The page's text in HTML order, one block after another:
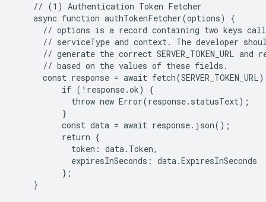
    // (1) Authentication Token Fetcher
    async function authTokenFetcher(options) {
// options is a record containing two keys
// serviceType and context. The developer
// generate the correct SERVER_TOKEN_URL and
      // based on the values of these fields.
const response = await
          if (!response.ok) {
            throw new Error(response.statusText);
          }
          const data = await response.json();
          return {
            token: data.Token,
            expiresInSeconds: data.ExpiresInSeconds
          };
    }